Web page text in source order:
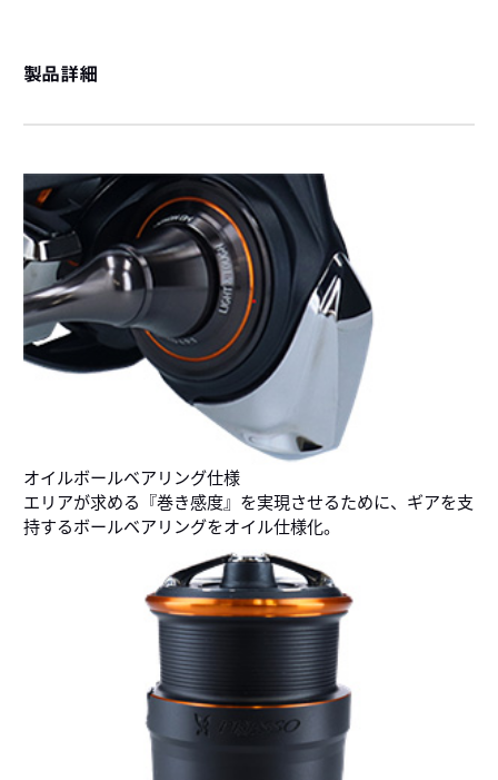
製品詳細
オイルボールベアリング仕様
エリアが求める『巻き感度』を実現させるために、ギアを支
持するボールベアリングをオイル仕様化。